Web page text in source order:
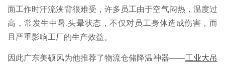
面工作时汗流浃背很难受，许多员工由于空气闷热，温度过
高，常发生中暑.头晕状态，不仅对员工身体造成伤害，而
且严重影响工厂的生产效益。
因此广东美硕风为他推荐了物流仓储降温神器——工业大吊